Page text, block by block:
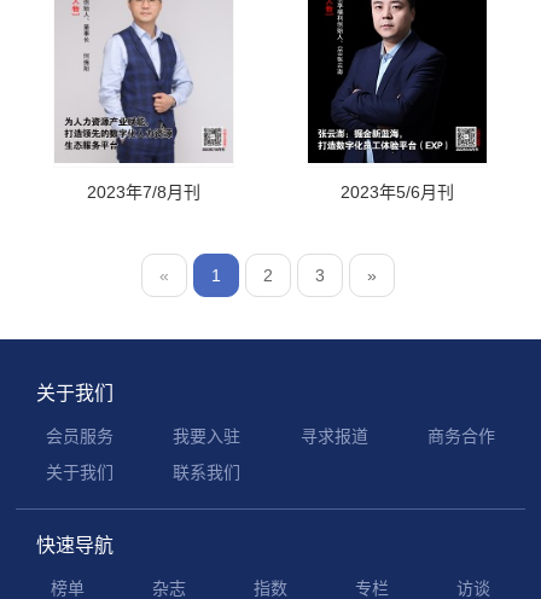
2023年7/8月刊 2023年5/6月刊
« 1 2 3 »
关于我们
会员服务 我要入驻 寻求报道
商务合作
关于我们
联系我们
快速导航
榜单 杂志 指数 专栏
访谈